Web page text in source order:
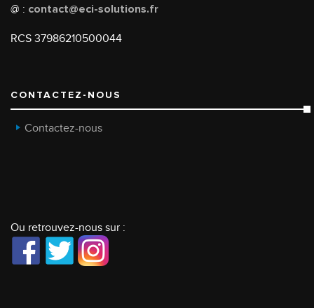
@ : contact@eci-solutions.fr
RCS 37986210500044
CONTACTEZ-NOUS
Contactez-nous
Ou retrouvez-nous sur :